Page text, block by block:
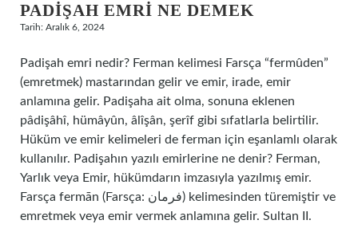
PADIŞAH EMRI NE DEMEK
Tarih: Aralık 6, 2024
Padişah emri nedir? Ferman kelimesi Farsça “fermûden”
(emretmek) mastarından gelir ve emir, irade, emir
anlamına gelir. Padişaha ait olma, sonuna eklenen
pâdişâhî, hümâyûn, âlîşân, şerîf gibi sıfatlarla belirtilir.
Hüküm ve emir kelimeleri de ferman için eşanlamlı olarak
kullanılır. Padişahın yazılı emirlerine ne denir? Ferman,
Yarlık veya Emir, hükümdarın imzasıyla yazılmış emir.
Farsça fermān (Farsça: فرمان) kelimesinden türemiştir ve
emretmek veya emir vermek anlamına gelir. Sultan II.